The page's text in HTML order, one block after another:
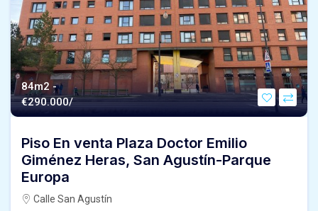
84m2 -
€290.000/
Piso En venta Plaza Doctor Emilio
Giménez Heras, San Agustín-Parque
Europa
Calle San Agustín